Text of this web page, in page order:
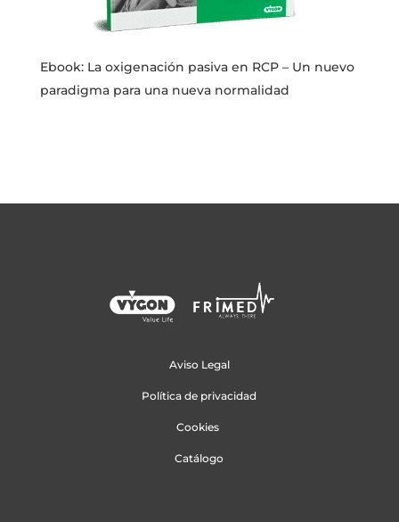
Ebook: La oxigenación pasiva en RCP – Un nuevo
paradigma para una nueva normalidad
Aviso Legal
Política de privacidad
Cookies
Catálogo